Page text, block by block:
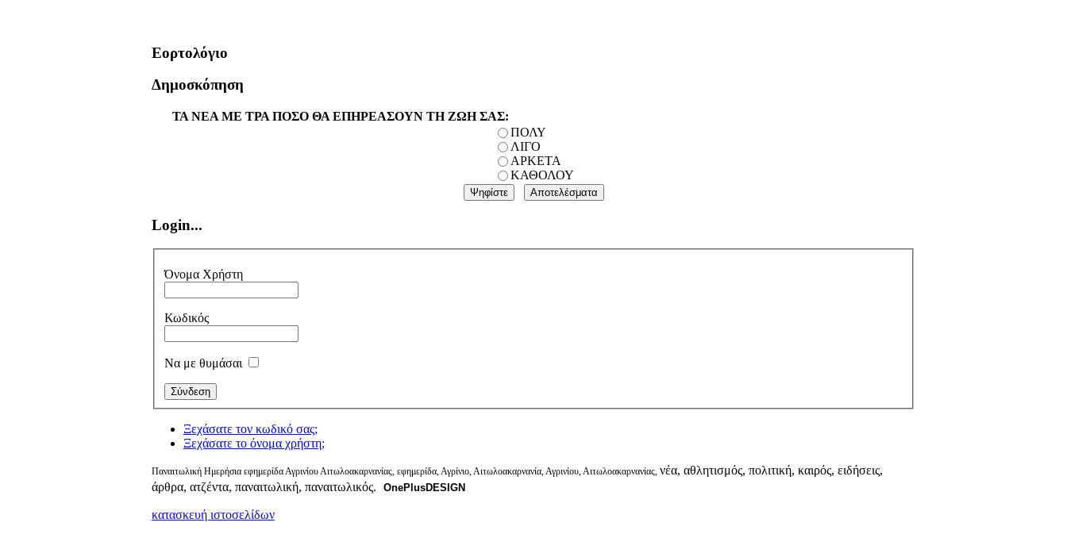
Εορτολόγιο
Δημοσκόπηση
ΤΑ ΝΕΑ ΜΕ ΤΡΑ ΠΟΣΟ ΘΑ ΕΠΗΡΕΑΣΟΥΝ ΤΗ ΖΩΗ ΣΑΣ:
ΠΟΛΥ
ΛΙΓΟ
ΑΡΚΕΤΑ
ΚΑΘΟΛΟΥ
Login...
Όνομα Χρήστη
Κωδικός
Να με θυμάσαι
Ξεχάσατε τον κωδικό σας;
Ξεχάσατε το όνομα χρήστη;
Παναιτωλική Ημερήσια εφημερίδα Αγρινίου Αιτωλοακαρνανίας, εφημερίδα, Αγρίνιο, Αιτωλοακαρνανία, Αγρινίου, Αιτωλοακαρνανίας, νέα, αθλητισμός, πολιτική, καιρός, ειδήσεις,
άρθρα, ατζέντα, παναιτωλική, παναιτωλικός.
OnePlusDESIGN
κατασκευή ιστοσελίδων